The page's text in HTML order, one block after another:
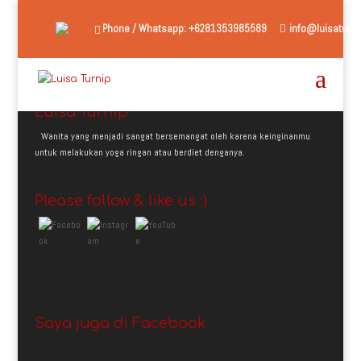
Phone / Whatsapp: +6281353985589
Luisa Turnip
Wanita yang menjadi sangat bersemangat oleh karena keinginanmu
untuk melakukan yoga ringan atau berdiet denganya.
Please follow & like us :)
Saya juga di Facebook